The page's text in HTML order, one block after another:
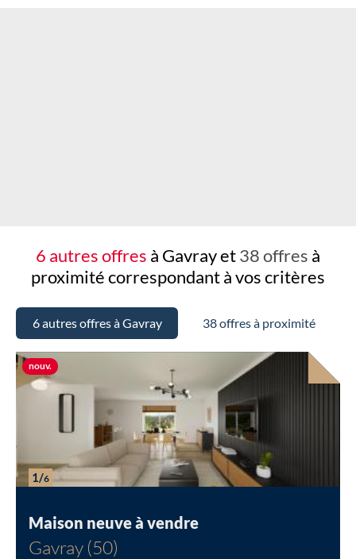
6 autres offres à Gavray et38 offres à
proximitécorrespondant à vos critères
6 autres offres à Gavray 38 offres à proximité
1/6
Maison neuve à vendre
Gavray (50)
nouv.Nouvelle offre